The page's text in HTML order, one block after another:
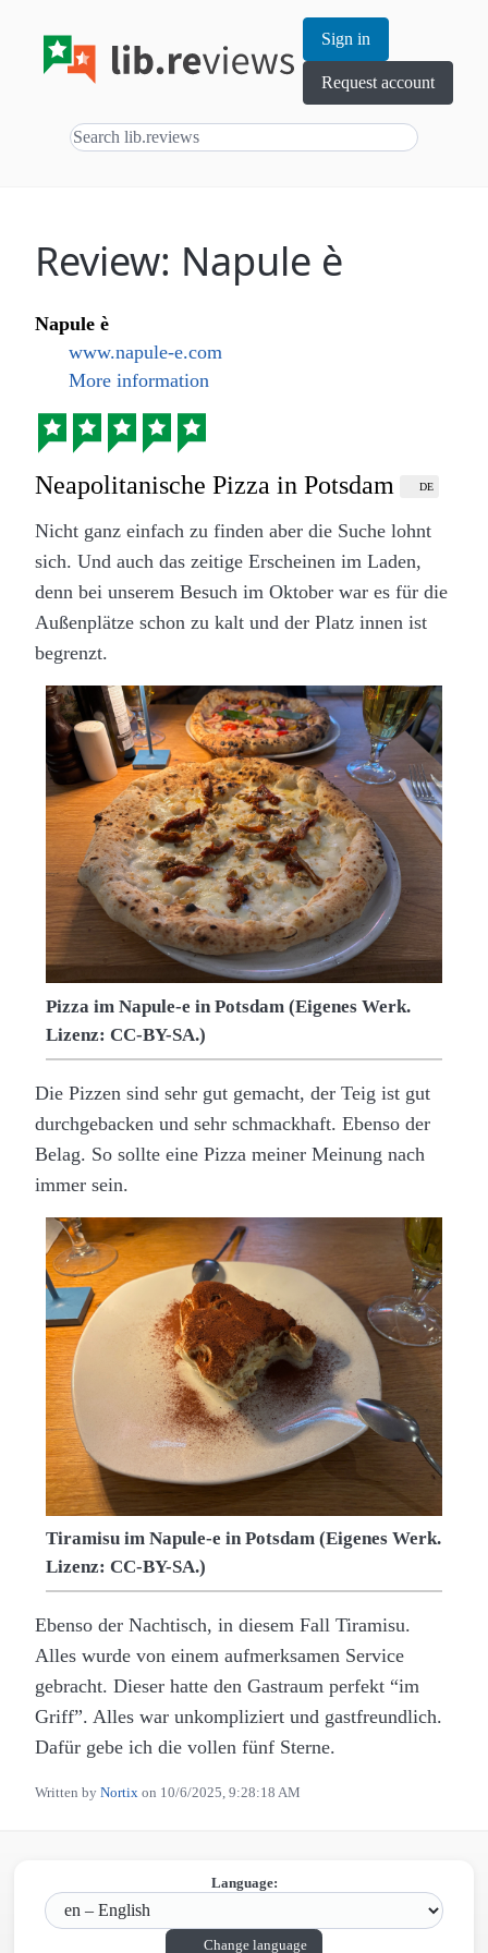
Sign in
Request account
Review: Napule è
Napule è
www.napule-e.com
More information
Neapolitanische Pizza in Potsdam DE
Nicht ganz einfach zu finden aber die Suche lohnt
sich. Und auch das zeitige Erscheinen im Laden,
denn bei unserem Besuch im Oktober war es für die
Außenplätze schon zu kalt und der Platz innen ist
begrenzt.
Pizza im Napule-e in Potsdam (Eigenes Werk.
Lizenz: CC-BY-SA.)
Die Pizzen sind sehr gut gemacht, der Teig ist gut
durchgebacken und sehr schmackhaft. Ebenso der
Belag. So sollte eine Pizza meiner Meinung nach
immer sein.
Tiramisu im Napule-e in Potsdam (Eigenes Werk.
Lizenz: CC-BY-SA.)
Ebenso der Nachtisch, in diesem Fall Tiramisu.
Alles wurde von einem aufmerksamen Service
gebracht. Dieser hatte den Gastraum perfekt “im
Griff”. Alles war unkompliziert und gastfreundlich.
Dafür gebe ich die vollen fünf Sterne.
Written by Nortix on 10/6/2025, 9:28:18 AM
Language:
Change language